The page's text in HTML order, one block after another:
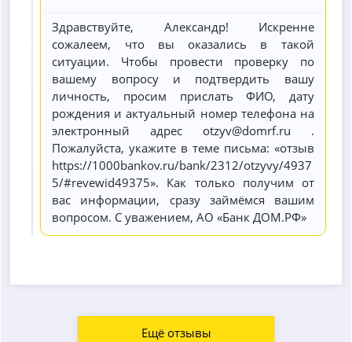
Здравствуйте, Александр! Искренне
сожалеем, что вы оказались в такой
ситуации. Чтобы провести проверку по
вашему вопросу и подтвердить вашу
личность, просим прислать ФИО, дату
рождения и актуальный номер телефона на
электронный адрес otzyv@domrf.ru .
Пожалуйста, укажите в теме письма: «отзыв
https://1000bankov.ru/bank/2312/otzyvy/4937
5/#revewid49375». Как только получим от
вас информации, сразу займёмся вашим
вопросом. С уважением, АО «Банк ДОМ.РФ»
Ещё отзывы